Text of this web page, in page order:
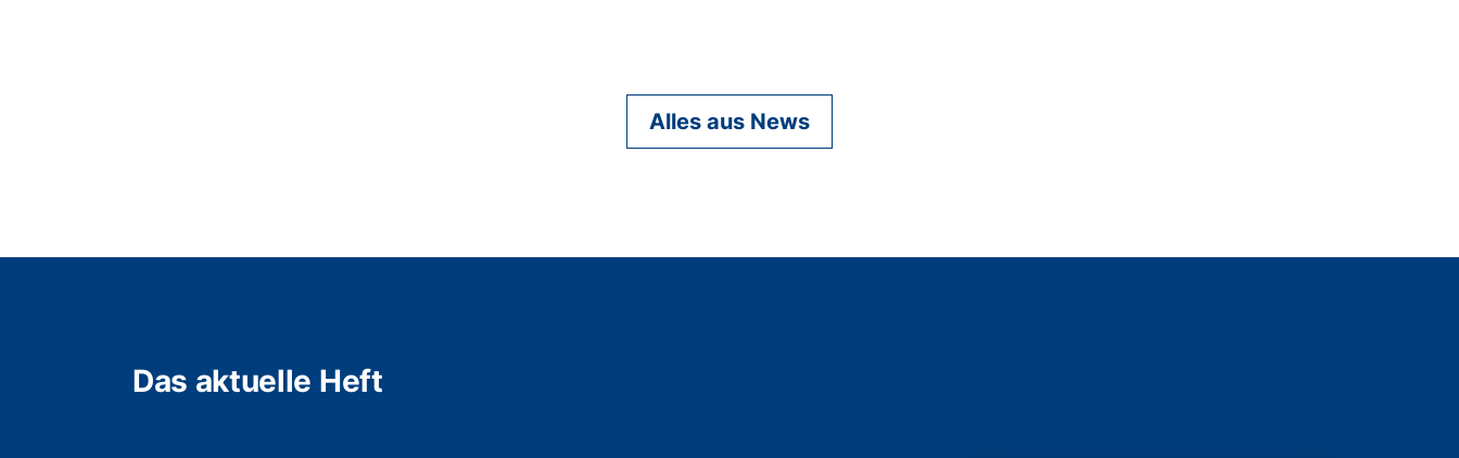
Alles aus News
Das aktuelle Heft